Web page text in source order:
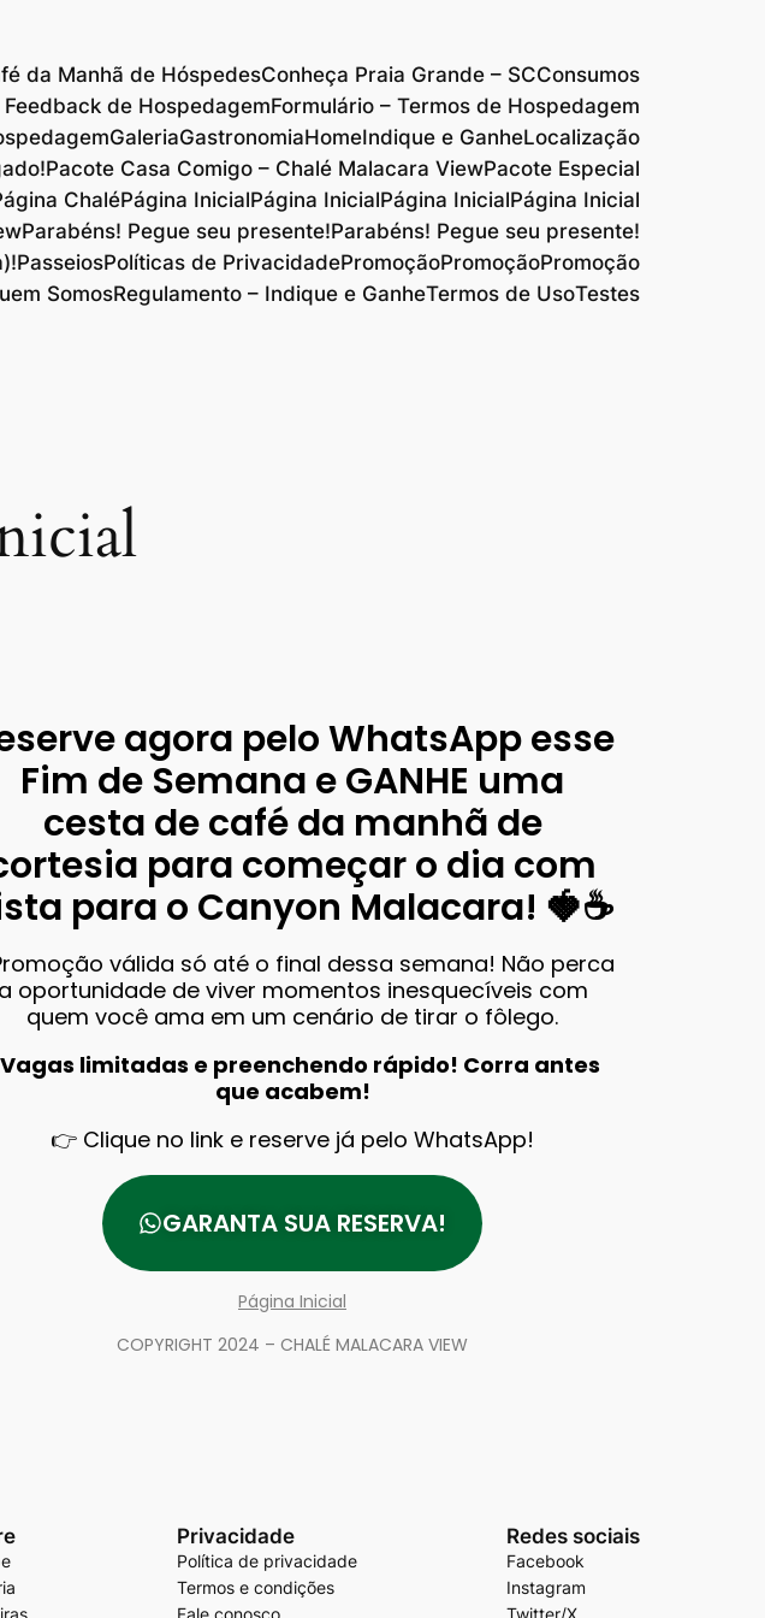
da Manhã de HóspedesConheça Praia Grande – SCConsumos
Feedback de HospedagemFormulário – Termos de Hospedagem
GaleriaGastronomiaHomeIndique e GanheLocalização
Pacote Casa Comigo – Chalé Malacara ViewPacote Especial
ChaléPágina InicialPágina InicialPágina InicialPágina Inicial
Parabéns! Pegue seu presente!Parabéns! Pegue seu presente!
PasseiosPolíticas de PrivacidadePromoçãoPromoçãoPromoção
SomosRegulamento – Indique e GanheTermos de UsoTestes
agora pelo WhatsApp esse
Fim de Semana e GANHE uma
cesta de café da manhã de
para começar o dia com
para o Canyon Malacara! 🍓☕️
válida só até o final dessa semana! Não perca
a oportunidade de viver momentos inesquecíveis com
quem você ama em um cenário de tirar o fôlego.
Vagas limitadas e preenchendo rápido! Corra antes
que acabem!
👉 Clique no link e reserve já pelo WhatsApp!
GARANTA SUA RESERVA!
Página Inicial
COPYRIGHT 2024 – CHALÉ MALACARA VIEW
Privacidade
Política de privacidade
Termos e condições
Fale conosco
Redes sociais
Facebook
Instagram
Twitter/X